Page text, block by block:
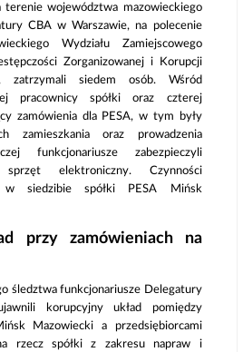
województwa mazowieckiego
CBA w Warszawie, na polecenie
Wydziału Zamiejscowego
Zorganizowanej i Korupcji
zatrzymali siedem osób. Wśród
pracownicy spółki oraz czterej
zamówienia dla PESA, w tym były
zamieszkania oraz prowadzenia
funkcjonariusze zabezpieczyli
elektroniczny. Czynności
w siedzibie spółki PESA Mińsk
przy zamówieniach na
śledztwa funkcjonariusze Delegatury
korupcyjny układ pomiędzy
Mazowiecki a przedsiębiorcami
rzecz spółki z zakresu napraw i